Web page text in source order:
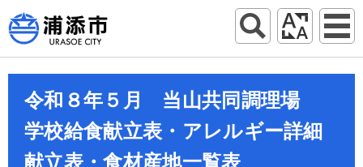
令和８年５月 当山共同調理場
学校給食献立表・アレルギー詳細
献立表・食材産地一覧表